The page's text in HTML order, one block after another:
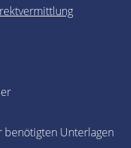
benötigten Unterlagen